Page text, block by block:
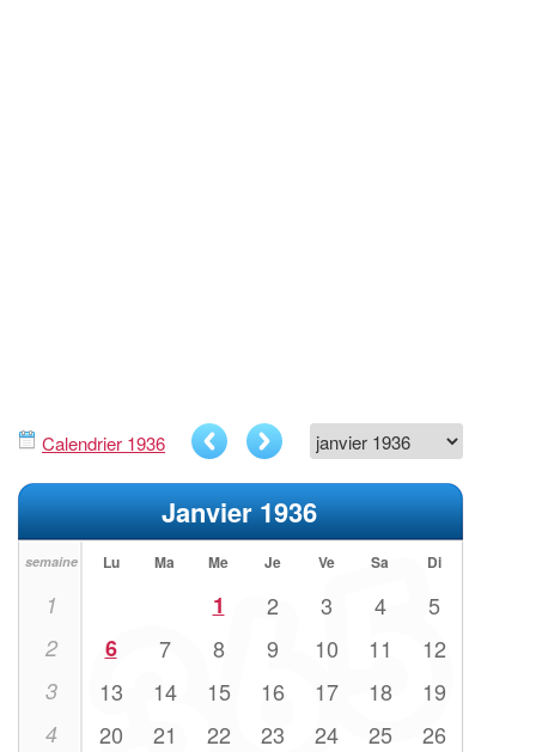
Calendrier 1936
Janvier 1936
semaine Lu Ma Me Je Ve Sa Di
1 1 2 3 4 5
2 6 7 8 9 10 11 12
3 13 14 15 16 17 18 19
4 20 21 22 23 24 25 26